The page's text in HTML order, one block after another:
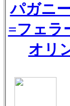
パガニ
=フェラ
オリ